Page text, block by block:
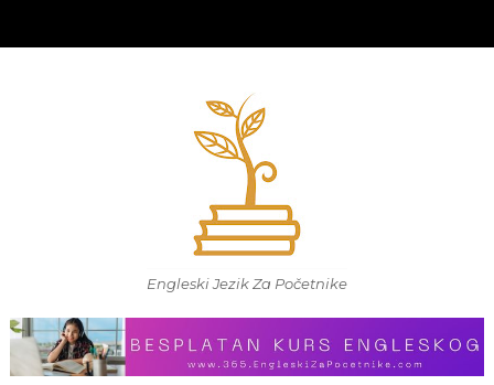
Engleski Jezik Za Početnike